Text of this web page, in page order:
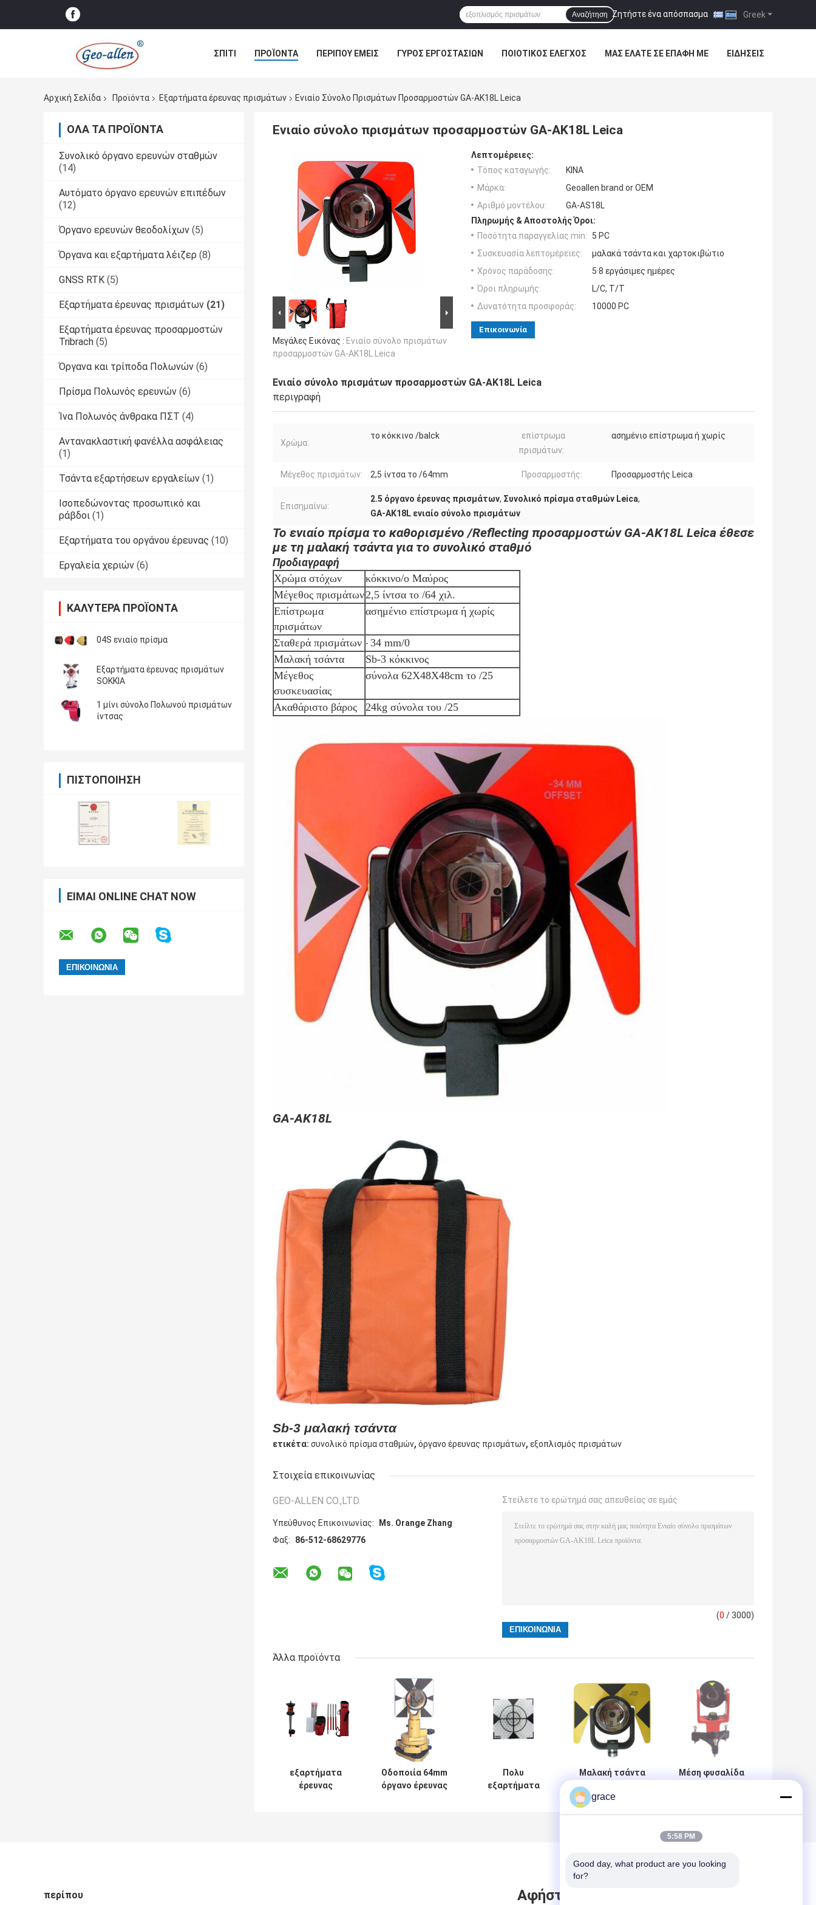
Greek
Ζητήστε ένα απόσπασμα |
Αναζήτηση
ΣΠΊΤΙ ΠΡΟΪΌΝΤΑ ΠΕΡΊΠΟΥ ΕΜΕΊΣ ΓΎΡΟΣ ΕΡΓΟΣΤΑΣΊΩΝ ΠΟΙΟΤΙΚΌΣ ΈΛΕΓΧΟΣ ΜΑΣ ΕΛΆΤΕ ΣΕ ΕΠΑΦΉ ΜΕ ΕΙΔΉΣΕΙΣ
Αρχική Σελίδα
Προϊόντα Εξαρτήματα έρευνας πρισμάτων Ενιαίο Σύνολο Πρισμάτων Προσαρμοστών GA-AK18L Leica
ΌΛΑ ΤΑ ΠΡΟΪΌΝΤΑ
Συνολικό όργανο ερευνών σταθμών
(14)
Αυτόματο όργανο ερευνών επιπέδων
(12)
Όργανο ερευνών θεοδολίχων (5)
Όργανα και εξαρτήματα λέιζερ (8)
GNSS RTK (5)
Εξαρτήματα έρευνας πρισμάτων (21)
Εξαρτήματα έρευνας προσαρμοστών
Tribrach (5)
Όργανα και τρίποδα Πολωνών (6)
Πρίσμα Πολωνός ερευνών (6)
Ίνα Πολωνός άνθρακα ΠΣΤ (4)
Αντανακλαστική φανέλλα ασφάλειας
(1)
Τσάντα εξαρτήσεων εργαλείων (1)
Ισοπεδώνοντας προσωπικό και
ράβδοι (1)
Εξαρτήματα του οργάνου έρευνας (10)
Εργαλεία χεριών (6)
ΚΑΛΎΤΕΡΑ ΠΡΟΪΌΝΤΑ
04S ενιαίο πρίσμα
Εξαρτήματα έρευνας πρισμάτων
SOKKIA
1 μίνι σύνολο Πολωνού πρισμάτων
ίντσας
ΠΙΣΤΟΠΟΊΗΣΗ
ΕΊΜΑΙ ONLINE CHAT NOW
Ενιαίο σύνολο πρισμάτων προσαρμοστών GA-AK18L Leica
Μεγάλες Εικόνας : Ενιαίο σύνολο πρισμάτων
προσαρμοστών GA-AK18L Leica
Λεπτομέρειες:
Τόπος καταγωγής:
ΚΙΝΑ
Μάρκα:
Geoallen brand or OEM
Αριθμό μοντέλου:
GA-AS18L
Πληρωμής & Αποστολής Όροι:
Ποσότητα παραγγελίας min:
5 PC
Συσκευασία λεπτομέρειες:
μαλακά τσάντα και χαρτοκιβώτιο
Χρόνος παράδοσης:
5·8 εργάσιμες ημέρες
Όροι πληρωμής:
L/C, T/T
Δυνατότητα προσφοράς:
10000 PC
Επικοινωνία
Ενιαίο σύνολο πρισμάτων προσαρμοστών GA-AK18L Leica
περιγραφή
Χρώμα:
το κόκκινο /balck
επίστρωμα
πρισμάτων:
ασημένιο επίστρωμα ή χωρίς
Μέγεθος πρισμάτων: 2,5 ίντσα το /64mm Προσαρμοστής: Προσαρμοστής Leica
Επισημαίνω:
2.5 όργανο έρευνας πρισμάτων, Συνολικό πρίσμα σταθμών Leica,
GA-AK18L ενιαίο σύνολο πρισμάτων
Το ενιαίο πρίσμα το καθορισμένο /Reflecting προσαρμοστών GA-AK18L Leica έθεσε
με τη μαλακή τσάντα για το συνολικό σταθμό
Προδιαγραφή
Χρώμα στόχων
κόκκινο/ο Μαύρος
Μέγεθος πρισμάτων2,5 ίντσα το /64 χιλ.
Επίστρωμα
πρισμάτων
ασημένιο επίστρωμα ή χωρίς
Σταθερά πρισμάτων - 34 mm/0
Μαλακή τσάντα
Sb-3 κόκκινος
Μέγεθος
συσκευασίας
σύνολα 62X48X48cm το /25
Ακαθάριστο βάρος 24kg σύνολα του /25
GA-AK18L
Sb-3 μαλακή τσάντα
ετικέτα: συνολικό πρίσμα σταθμών, όργανο έρευνας πρισμάτων, εξοπλισμός πρισμάτων
Στοιχεία επικοινωνίας
GEO-ALLEN CO.,LTD.
Υπεύθυνος Επικοινωνίας:
Ms. Orange Zhang
Φαξ:
86-512-68629776
Στείλετε το ερώτημά σας απευθείας σε εμάς
(0 / 3000)
Άλλα προϊόντα
εξαρτήματα
έρευνας
Οδοποιία 64mm
όργανο έρευνας
Πολυ
εξαρτήματα
Μαλακή τσάντα
TOPCON
συνολικό πρίσμα
Μέση φυσαλίδα
περίπου Αφήστε μήνυμα
grace
5:58 PM
Good day, what product are you looking
for?